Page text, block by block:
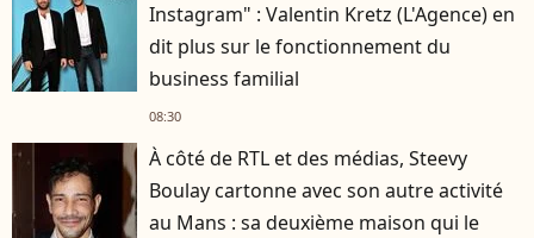
Instagram" : Valentin Kretz (L'Agence) en
dit plus sur le fonctionnement du
business familial
08:30
À côté de RTL et des médias, Steevy
Boulay cartonne avec son autre activité
au Mans : sa deuxième maison qui le